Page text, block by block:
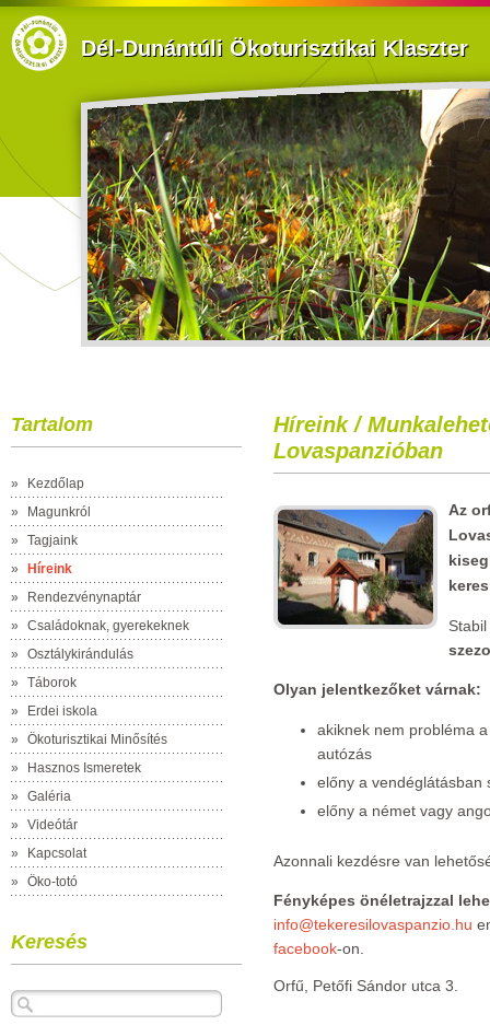
Dél-Dunántúli Ökoturisztikai Klaszter
Tartalom
»
Kezdőlap
»
Magunkról
»
Tagjaink
»
Híreink
»
Rendezvénynaptár
»
Családoknak, gyerekeknek
»
Osztálykirándulás
»
Táborok
»
Erdei iskola
»
Ökoturisztikai Minősítés
»
Hasznos Ismeretek
»
Galéria
»
Videótár
»
Kapcsolat
»
Öko-totó
Keresés
Híreink /
Lovaspanzióban
Az
Olyan jelentkezőket várnak:
akiknek nem probléma
autózás
előny a vendéglátásban
előny a német vagy
Azonnali kezdésre van
Fényképes önéletrajzzal
info@tekeresilovaspanzio.hu
facebook-on.
Orfű, Petőfi Sándor utca 3.